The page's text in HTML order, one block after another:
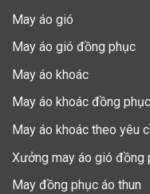
May áo gió
May áo gió đồng phục
May áo khoác
May áo khoác đồng phục
May áo khoác theo yêu
Xưởng may áo gió đồng
May đồng phục áo thun